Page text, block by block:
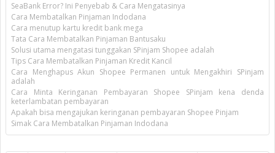
SeaBank Error? Ini Penyebab & Cara Mengatasinya
Cara Membatalkan Pinjaman Indodana
Cara menutup kartu kredit bank mega
Tata Cara Membatalkan Pinjaman Bantusaku
Solusi utama mengatasi tunggakan SPinjam Shopee adalah
Tips Cara Membatalkan Pinjaman Kredit Kancil
Cara Menghapus Akun Shopee Permanen untuk Mengakhiri SPinjam
adalah
Cara Minta Keringanan Pembayaran Shopee SPinjam kena denda
keterlambatan pembayaran
Apakah bisa mengajukan keringanan pembayaran Shopee Pinjam
Simak Cara Membatalkan Pinjaman Indodana